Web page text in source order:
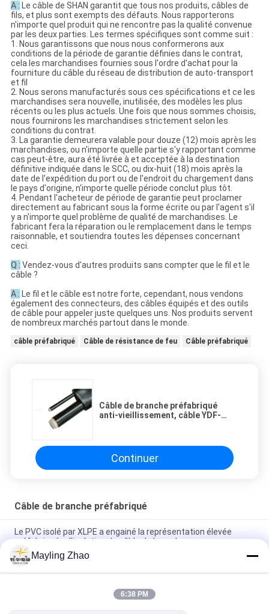
A : Le câble de SHAN garantit que tous nos produits, câbles de
fils, et plus sont exempts des défauts. Nous rapporterons
n'importe quel produit qui ne rencontre pas la qualité convenue
par les deux parties. Les termes spécifiques sont comme suit :
1. Nous garantissons que nous nous conformerons aux
conditions de la période de garantie définies dans le contrat,
cela les marchandises fournies sous l'ordre d'achat pour la
fourniture du câble du réseau de distribution de auto-transport
et fil
2. Nous serons manufacturés sous ces spécifications et ce les
marchandises sera nouvelle, inutilisée, des modèles les plus
récents ou les plus actuels. Une fois que nous sommes choisis,
nous fournirons les marchandises strictement selon les
conditions du contrat.
3. La garantie demeurera valable pour douze (12) mois après les
marchandises, ou n'importe quelle partie s'y rapportant comme
cas peut-être, aura été livrée à et acceptée à la destination
définitive indiquée dans le SCC, ou dix-huit (18) mois après la
date de l'expédition du port ou de l'endroit du chargement dans
le pays d'origine, n'importe quelle période conclut plus tôt.
4. Pendant l'acheteur de période de garantie peut proclamer
directement au fabricant sous la forme écrite ou par l'agent s'il
y a n'importe quel problème de qualité de marchandises. Le
fabricant fera la réparation ou le remplacement dans le temps
raisonnable, et soutiendra toutes les dépenses concernant
ceci.
Q : Vendez-vous d'autres produits sans compter que le fil et le
câble ?
A : Le fil et le câble est notre forte, cependant, nous vendons
également des connecteurs, des câbles équipés et des outils
de câble pour appeler juste quelques uns. Nos produits servent
de nombreux marchés partout dans le monde.
câble préfabriqué Câble de résistance de feu Câble préfabriqué
Câble de branche préfabriqué
anti-vieillissement, câble YDF-
Continuer
Câble de branche préfabriqué
Le PVC isolé par XLPE a engainé la représentation élevée
préfabriquée d'isolation de câble de branche
Varie le câble de branchement préfabriqué de finition de
connecteur avec le matériel différent d'isolation
Câble de dérivation préfabriqué 600 V - 1 000 V La
Mayling Zhao
6:38 PM